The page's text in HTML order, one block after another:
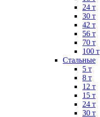
24 т
30 т
42 т
56 т
70 т
100 т
Стальные
5 т
8 т
12 т
15 т
24 т
30 т